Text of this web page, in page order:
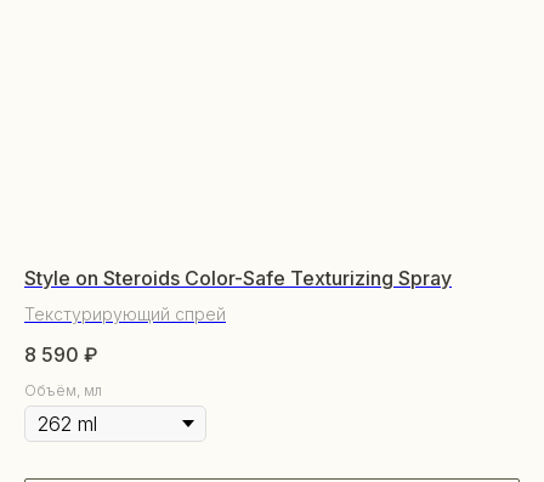
Style on Steroids Color-Safe Texturizing Spray
Текстурирующий спрей
8 590 ₽
Объём, мл
Декоративная косметика
Уходовая косметика